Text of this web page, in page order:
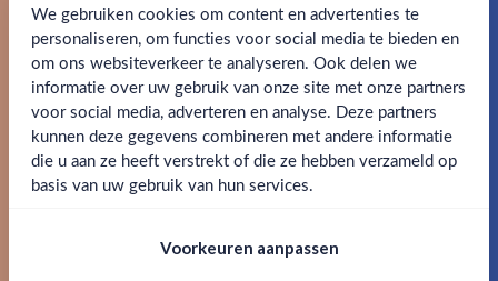
Ben jij 18 jaar of ouder?
Ja Nee
18 jaar of ouder zijn
We gebruiken cookies om content en advertenties te
personaliseren, om functies voor social media te bieden en
om ons websiteverkeer te analyseren. Ook delen we
informatie over uw gebruik van onze site met onze partners
voor social media, adverteren en analyse. Deze partners
kunnen deze gegevens combineren met andere informatie
die u aan ze heeft verstrekt of die ze hebben verzameld op
basis van uw gebruik van hun services.
Voorkeuren aanpassen
Schrijf je in en ontvang direct 5% korting op je eerste
bestelling.
Email
Claim mijn korting